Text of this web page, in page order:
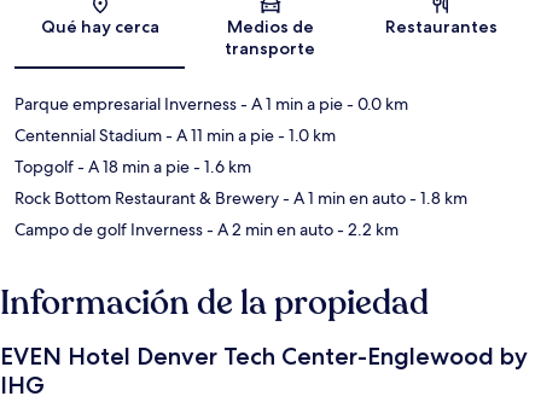
Sección del mapa
Qué hay cerca
Medios de
transporte
Restaurantes
Parque empresarial Inverness- A 1 min a pie- 0.0 km
Centennial Stadium- A 11 min a pie- 1.0 km
Topgolf- A 18 min a pie- 1.6 km
Rock Bottom Restaurant & Brewery- A 1 min en auto- 1.8 km
Campo de golf Inverness- A 2 min en auto- 2.2 km
Información de la propiedad
EVEN Hotel Denver Tech Center-Englewood by
IHG